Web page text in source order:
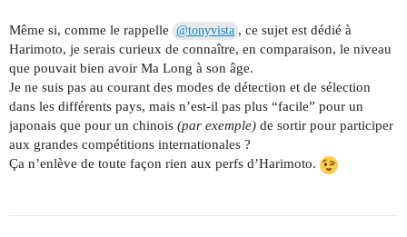
Même si, comme le rappelle @tonyvista , ce sujet est dédié à
Harimoto, je serais curieux de connaître, en comparaison, le niveau
que pouvait bien avoir Ma Long à son âge.
Je ne suis pas au courant des modes de détection et de sélection
dans les différents pays, mais n’est-il pas plus “facile” pour un
japonais que pour un chinois (par exemple) de sortir pour participer
aux grandes compétitions internationales ?
Ça n’enlève de toute façon rien aux perfs d’Harimoto.